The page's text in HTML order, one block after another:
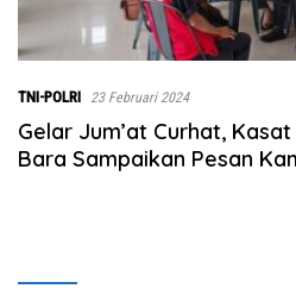
TNI-POLRI 23 Februari 2024
Gelar Jum’at Curhat,
Bara Sampaikan Pesan